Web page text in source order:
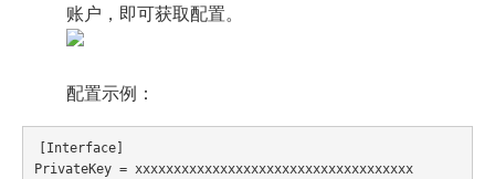
账户，即可获取配置。
配置示例：
[Interface]
PrivateKey = xxxxxxxxxxxxxxxxxxxxxxxxxxxxxxxxxxxx